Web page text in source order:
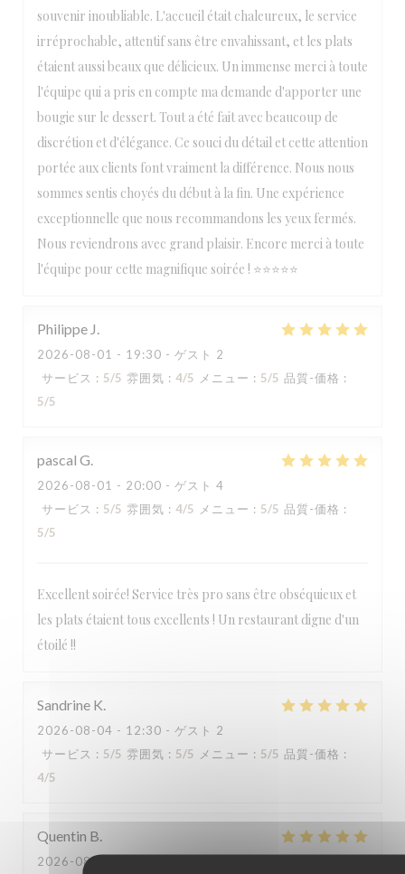
souvenir inoubliable. L'accueil était chaleureux, le service
irréprochable, attentif sans être envahissant, et les plats
étaient aussi beaux que délicieux. Un immense merci à toute
l'équipe qui a pris en compte ma demande d'apporter une
bougie sur le dessert. Tout a été fait avec beaucoup de
discrétion et d'élégance. Ce souci du détail et cette attention
portée aux clients font vraiment la différence. Nous nous
sommes sentis choyés du début à la fin. Une expérience
exceptionnelle que nous recommandons les yeux fermés.
Nous reviendrons avec grand plaisir. Encore merci à toute
l'équipe pour cette magnifique soirée ! ⭐⭐⭐⭐⭐
Philippe J
2026-08-01 - 19:30 - ゲスト 2
サービス : 5/5 雰囲気 : 4/5 メニュー : 5/5 品質-価格 :
5/5
pascal G
2026-08-01 - 20:00 - ゲスト 4
サービス : 5/5 雰囲気 : 4/5 メニュー : 5/5 品質-価格 :
5/5
Excellent soirée! Service très pro sans être obséquieux et
les plats étaient tous excellents ! Un restaurant digne d'un
étoilé !!
Sandrine K
2026-08-04 - 12:30 - ゲスト 2
サービス : 5/5 雰囲気 : 5/5 メニュー : 5/5 品質-価格 :
4/5
Quentin B
2026-08-01
LA TABLE DE CATUSSEAU